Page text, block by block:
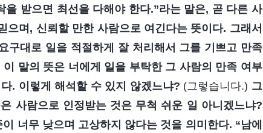
받으면 최선을 다해야 한다.”라는 말은, 곧 다른 사
며, 신뢰할 만한 사람으로 여긴다는 뜻이다. 그래서
구대로 일을 적절하게 잘 처리해서 그를 기쁘고 만족
말의 뜻은 너에게 일을 부탁한 그 사람의 만족 여부
. 이렇게 해석할 수 있지 않겠느냐? (그렇습니다.) 그
사람으로 인정받는 것은 무척 쉬운 일 아니겠느냐?
너무 낮으며 고상하지 않다는 것을 의미한다. “남에